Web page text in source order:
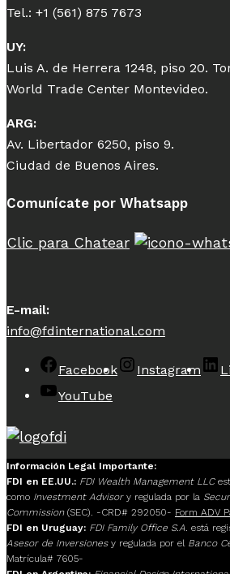
Tel.: +1 (561) 875 7673
UY:
Luis A. de Herrera 1248, piso 20.
World Trade Center Montevideo.
ARG:
Av. Libertador 6250, piso 9.
Ciudad de Buenos Aires.
Comunícate por Whatsapp
Clic para Chatear
E-mail:
info@fdinternational.com
Facebook Instagram
YouTube
Información Legal Importante:
FDI en EE.UU.: FDI Wealth Management LLC
como Investment Advisory regulada por la
Commission(SEC). -CRD# 292050- Form ADV
FDI en Uruguay: FDI Family Office S.A. está
Asesor de Inversionesy regulada por el Banco
Matrícula# 7605-